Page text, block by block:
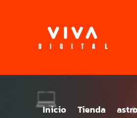
Inicio Tienda